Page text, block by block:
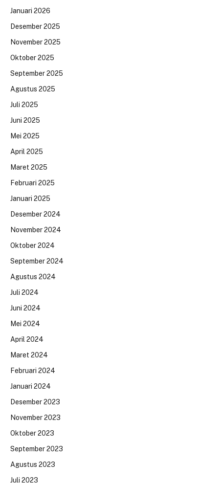
Januari 2026
Desember 2025
November 2025
Oktober 2025
September 2025
Agustus 2025
Juli 2025
Juni 2025
Mei 2025
April 2025
Maret 2025
Februari 2025
Januari 2025
Desember 2024
November 2024
Oktober 2024
September 2024
Agustus 2024
Juli 2024
Juni 2024
Mei 2024
April 2024
Maret 2024
Februari 2024
Januari 2024
Desember 2023
November 2023
Oktober 2023
September 2023
Agustus 2023
Juli 2023